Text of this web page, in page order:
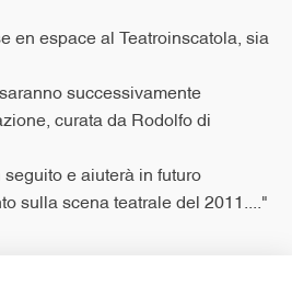
en espace al Teatroinscatola, sia
successivamente
curata da Rodolfo di
seguito e aiuterà in futuro
sulla scena teatrale del 2011...."